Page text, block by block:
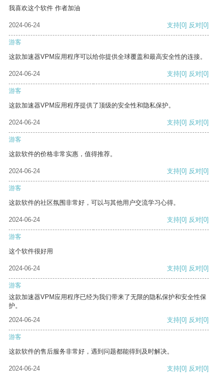
我喜欢这个软件 作者加油
2024-06-24 支持[0] 反对[0]
游客
这款加速器VPM应用程序可以给你提供全球覆盖和最高安全性的连接。
2024-06-24 支持[0] 反对[0]
游客
这款加速器VPM应用程序提供了顶级的安全性和隐私保护。
2024-06-24 支持[0] 反对[0]
游客
这款软件的价格非常实惠，值得推荐。
2024-06-24 支持[0] 反对[0]
游客
这款软件的社区氛围非常好，可以与其他用户交流学习心得。
2024-06-24 支持[0] 反对[0]
游客
这个软件很好用
2024-06-24 支持[0] 反对[0]
游客
这款加速器VPM应用程序已经为我们带来了无限的隐私保护和安全性保
护。
2024-06-24
支持[0] 反对[0]
游客
这款软件的售后服务非常好，遇到问题都能得到及时解决。
2024-06-24 支持[0] 反对[0]